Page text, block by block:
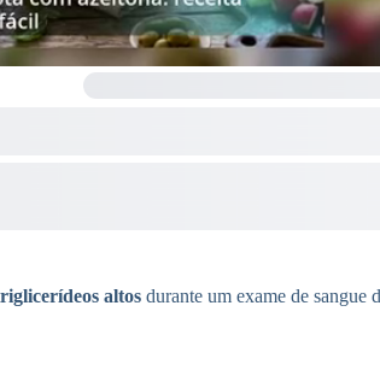
altos durante um exame de sangue